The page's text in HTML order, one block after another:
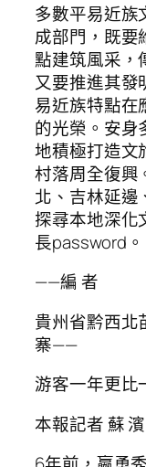
多數平易近族
成部門，既要
點建筑風采，
又要推進其發
易近族特點在
的光榮。安身
地積極打造文
村落周全復興
北、吉林延邊
探尋本地深化
長password。
——編 者
貴州省黔西北
寨——
游客一年更比
本報記者 蘇 濱